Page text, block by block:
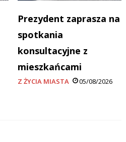
Prezydent zaprasza na
spotkania
konsultacyjne z
mieszkańcami
Z ŻYCIA MIASTA 05/08/2026